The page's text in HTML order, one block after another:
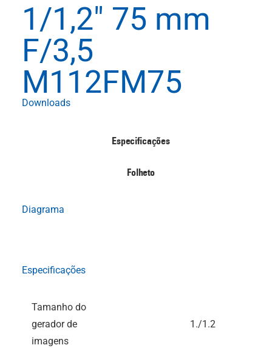
1/1,2" 75 mm
F/3,5
M112FM75
Downloads
Especificações
Folheto
Diagrama
Especificações
Tamanho do
gerador de
imagens
1./1.2